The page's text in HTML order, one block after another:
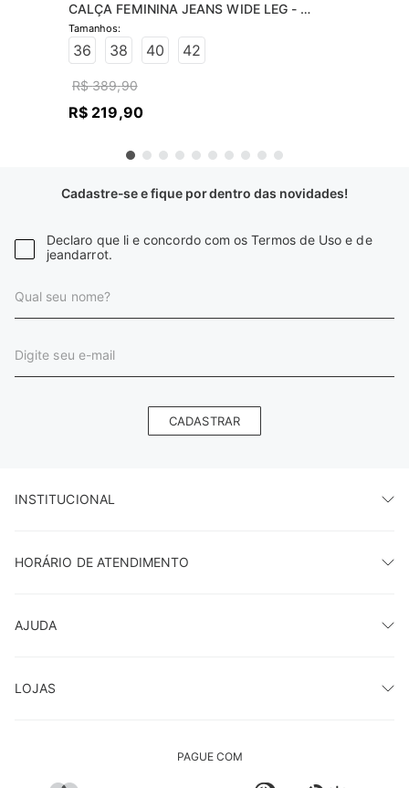
CALÇA FEMININA JEANS WIDE LEG -
JEANS CLARO
36 38 40 42
R$ 389,90
R$ 219,90
Cadastre-se e fique por dentro das novidades!
Declaro que li e concordo com os Termos de Uso e de
jeandarrot.
CADASTRAR
INSTITUCIONAL
HORÁRIO DE ATENDIMENTO
AJUDA
LOJAS
PAGUE COM